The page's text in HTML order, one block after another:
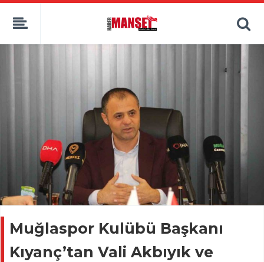
Muğlaspor Kulübü Başkanı
Kıyanç’tan Vali Akbıyık ve